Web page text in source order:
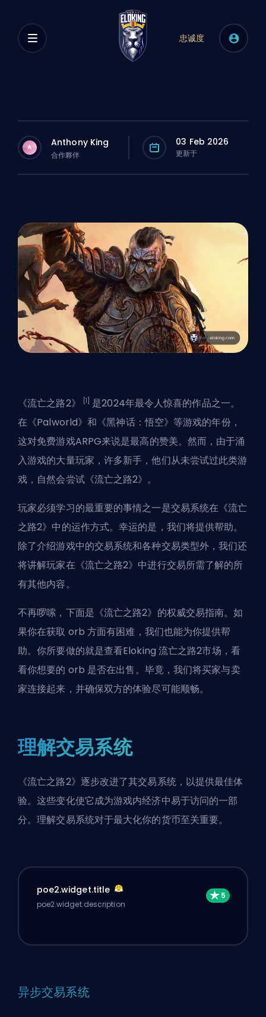
忠诚度
A Anthony King
合作夥伴
03 Feb 2026
更新于
《流亡之路2》 [1]
是2024年最令人惊喜的作品之一。
在《Palworld》和《黑神话：悟空》等游戏的年份，
这对免费游戏ARPG来说是最高的赞美。然而，由于涌
入游戏的大量玩家， 许多新手 ，他们从未尝试过此类游
戏，自然会尝试《流亡之路2》。
玩家必须学习的最重要的事情之一是交易系统在《流亡
之路2》中的运作方式。幸运的是，我们将提供帮助。
除了介绍游戏中的交易系统和各种交易类型外，我们还
将讲解玩家在《流亡之路2》中进行交易所需了解的所
有其他内容。
不再啰嗦，下面是《流亡之路2》的权威交易指南。如
果你在获取 orb 方面有困难，我们也能为你提供帮
助。你所要做的就是查看Eloking 流亡之路2市场 ，看
看你想要的 orb 是否在出售。毕竟，我们将买家与卖
家连接起来，并确保双方的体验尽可能顺畅。
理解交易系统
《流亡之路2》逐步改进了其交易系统，以提供最佳体
验。这些变化使它成为游戏内经济中易于访问的一部
分。理解交易系统对于最大化你的货币至关重要。
poe2.widget.title
poe2.widget.description
异步交易系统